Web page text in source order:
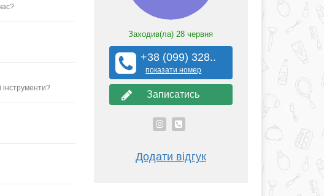
Заходив(ла)28 червня
+38 (099) 328..
показати номер
Записатись
Додати відгук